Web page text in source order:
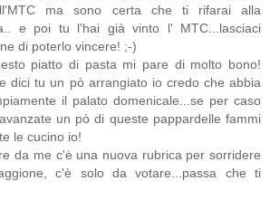
ma sono certa che ti rifarai alla
e poi tu l'hai già vinto l' MTC...lasciaci
di poterlo vincere! ;-)
piatto di pasta mi pare di molto bono!
dici tu un pò arrangiato io credo che abbia
il palato domenicale...se per caso
un pò di queste pappardelle fammi
le cucino io!
da me c'è una nuova rubrica per sorridere
c'è solo da votare...passa che ti